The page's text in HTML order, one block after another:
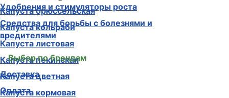
Капуста брюссельская
Капуста кольраби
Капуста листовая
Капуста пекинская
Капуста цветная
Капуста кормовая
Удобрения и стимуляторы роста
Средства для борьбы с болезнями и
вредителями
Выбор по брендам
Доставка
Оплата